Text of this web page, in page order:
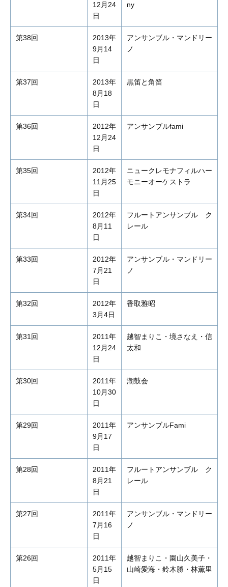
12月24
日
ny
第38回
2013年
9月14
日
アンサンブル・マンドリー
ノ
第37回
2013年
8月18
日
黒笛と角笛
第36回
2012年
12月24
日
アンサンブルfami
第35回
2012年
11月25
日
ニュークレモナフィルハー
モニーオーケストラ
第34回
2012年
8月11
日
フルートアンサンブル ク
レール
第33回
2012年
7月21
日
アンサンブル・マンドリー
ノ
第32回
2012年
3月4日
香取雅昭
第31回
2011年
12月24
日
越智まりこ・境さなえ・信
太和
第30回
2011年
10月30
日
潮鼓会
第29回
2011年
9月17
日
アンサンブルFami
第28回
2011年
8月21
日
フルートアンサンブル ク
レール
第27回
2011年
7月16
日
アンサンブル・マンドリー
ノ
第26回
2011年
5月15
日
越智まりこ・園山久美子・
山崎愛海・鈴木勝・林薫里